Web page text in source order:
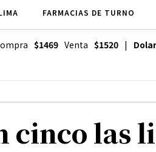
FARMACIAS DE TURNO
$1469Venta $1520|
cinco las